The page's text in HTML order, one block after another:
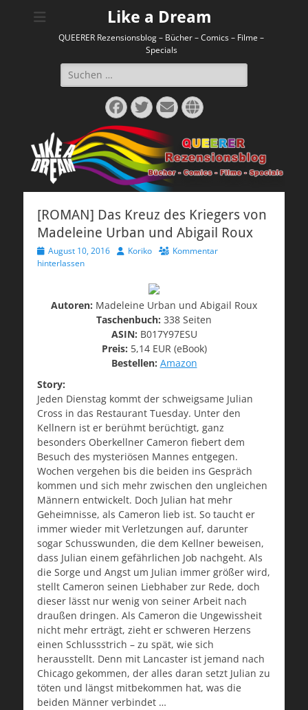
Like a Dream
QUEERER Rezensionsblog – Bücher – Comics – Filme –
Specials
Suchen
nach:
Facebook
Twitter
E-
Mail
Website
[ROMAN] Das Kreuz des Kriegers von
Madeleine Urban und Abigail Roux
Veröffentlicht
am
August 10, 2016 AutorKoriko
Kommentar
hinterlassen
Autoren: Madeleine Urban und Abigail Roux
Taschenbuch: 338 Seiten
ASIN: B017Y97ESU
Preis: 5,14 EUR (eBook)
Bestellen: Amazon
Story:
Jeden Dienstag kommt der schweigsame Julian
Cross in das Restaurant Tuesday. Unter den
Kellnern ist er berühmt berüchtigt, ganz
besonders Oberkellner Cameron fiebert dem
Besuch des mysteriösen Mannes entgegen.
Wochen vergehen bis die beiden ins Gespräch
kommen und sich mehr zwischen den ungleichen
Männern entwickelt. Doch Julian hat mehr
Geheimnisse, als Cameron lieb ist. So taucht er
immer wieder mit Verletzungen auf, darunter
sogar Schusswunden, die dem Kellner beweisen,
dass Julian einem gefährlichen Job nachgeht. Als
die Sorge und Angst um Julian immer größer wird,
stellt Cameron seinen Liebhaber zur Rede, doch
dieser lässt nur wenig von seiner Arbeit nach
draußen dringen. Als Cameron die Ungewissheit
nicht mehr erträgt, zieht er schweren Herzens
einen Schlussstrich – zu spät, wie sich
herausstellt. Denn mit Lancaster ist jemand nach
Chicago gekommen, der alles daran setzt Julian zu
töten und längst mitbekommen hat, was die
beiden Männer verbindet …